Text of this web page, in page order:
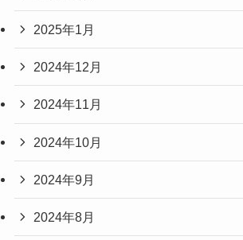
2025年1月
2024年12月
2024年11月
2024年10月
2024年9月
2024年8月